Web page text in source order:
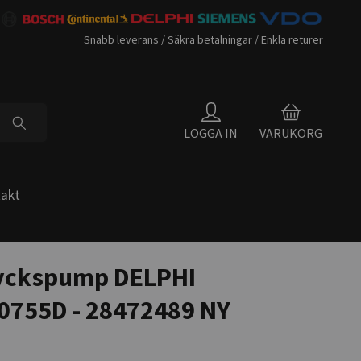
Snabb leverans / Säkra betalningar / Enkla returer
LOGGA IN VARUKORG
DELPHI
- 28472489 NY